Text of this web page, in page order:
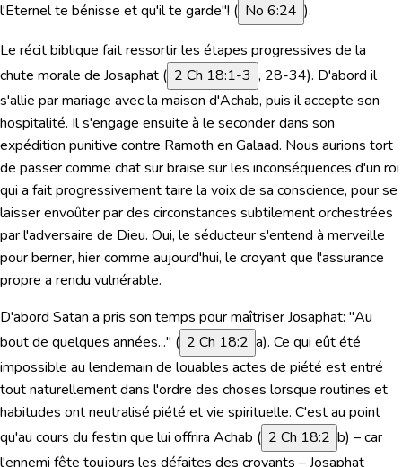
l'Eternel te bénisse et qu'il te garde"! ( No 6:24 ).
Le récit biblique fait ressortirles étapes progressives de la
chute morale de Josaphat ( 2 Ch 18:1-3 , 28-34). D'abord il
s'allie par mariage avec la maison d'Achab, puis il accepte son
hospitalité. Il s'engage ensuite à le seconder dans son
expédition punitive contre Ramoth en Galaad. Nous aurions tort
de passer comme chat sur braise sur les inconséquences d'un roi
qui a fait progressivement taire la voix de sa conscience, pour se
laisser envoûter par des circonstances subtilement orchestrées
par l'adversaire de Dieu. Oui, le séducteur s'entend à merveille
pour berner, hier comme aujourd'hui, le croyant que l'assurance
propre a rendu vulnérable.
D'abord Satan a pris son temps pour maîtriser Josaphat: "Au
bout de quelques années..." ( 2 Ch 18:2 a). Ce qui eût été
impossible au lendemain de louables actes de piété est entré
tout naturellement dans l'ordre des choses lorsque routines et
habitudes ont neutralisé piété et vie spirituelle. C'est au point
qu'au cours du festin que lui offrira Achab ( 2 Ch 18:2 b) – car
l'ennemi fête toujours les défaites des croyants – Josaphat